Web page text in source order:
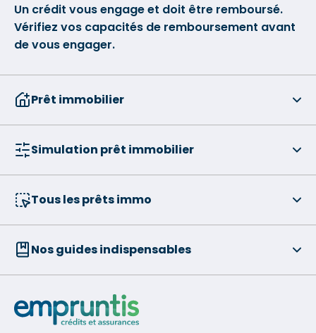
Un crédit vous engage et doit être remboursé.
Vérifiez vos capacités de remboursement avant
de vous engager.
Prêt immobilier
Simulation prêt immobilier
Tous les prêts immo
Nos guides indispensables